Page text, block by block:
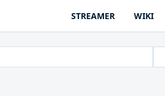
STREAMER WIKI